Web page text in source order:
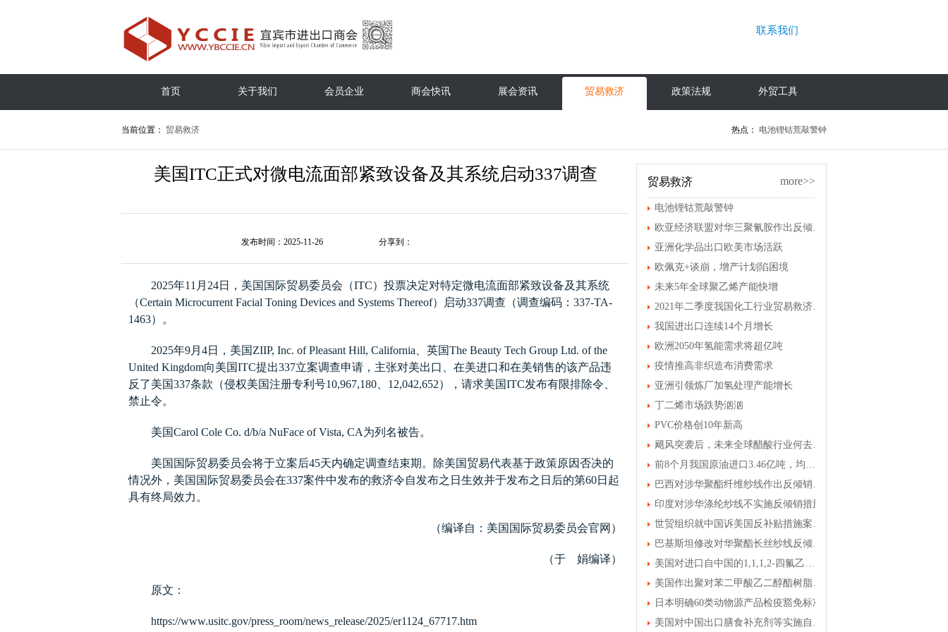
联系我们
首页 关于我们 会员企业 商会快讯 展会资讯 贸易救济 政策法规 外贸工具
当前位置： 贸易救济 热点： 电池锂钴荒敲警钟
美国ITC正式对微电流面部紧致设备及其系统启动337调查
发布时间：2025-11-26 分享到：
2025年11 月 24日，美国国际贸易委员会（ITC）投票决定对特定微电流面部紧致设备及其系统
（Certain Microcurrent Facial Toning Devices and Systems Thereof）启动337调查（调查编码： 337-TA-
1463）。
2025年9月 4日，美国 ZIIP, Inc. of Pleasant Hill, California 、英国The Beauty Tech Group Ltd. of the
United Kingdom向美国ITC提出337立案调查申请，主张对美出口、在美进口和在美销售的该产品违
反了美国337条款（侵权美国注册专利号10,967,180 12,042,652），请求美国ITC发布有限排除令、
禁止令。
美国Carol Cole Co. d/b/a NuFace of Vista, CA为列名被告。
美国国际贸易委员会将于立案后45天内确定调查结束期。除美国贸易代表基于政策原因否决的
情况外，美国国际贸易委员会在337案件中发布的救济令自发布之日生效并于发布之日后的第60日起
具有终局效力。
（编译自：美国国际贸易委员会官网）
（于 娟编译）
原文：
https://www.usitc.gov/press_room/news_release/2025/er1124_67717.htm
贸易救济 more>>
电池锂钴荒敲警钟
欧亚经济联盟对华三聚氰胺作出反倾销终裁
亚洲化学品出口欧美市场活跃
欧佩克+谈崩，增产计划陷困境
未来5年全球聚乙烯产能快增
2021年二季度我国化工行业贸易救济案件情况
我国进出口连续14个月增长
欧洲2050年氢能需求将超亿吨
疫情推高非织造布消费需求
亚洲引领炼厂加氢处理产能增长
丁二烯市场跌势汹汹
PVC价格创10年新高
飓风突袭后，未来全球醋酸行业何去何从
前8个月我国原油进口3.46亿吨，均价上涨30.7%
巴西对涉华聚酯纤维纱线作出反倾销初裁
印度对涉华涤纶纱线不实施反倾销措施
世贸组织就中国诉美国反补贴措施案发布裁决
巴基斯坦修改对华聚酯长丝纱线反倾销终裁结果
美国对进口自中国的1,1,1,2-四氟乙烷进行第一次反倾销日落复审立案调查
美国作出聚对苯二甲酸乙二醇酯树脂第一次双反日落复审产业损害终裁
日本明确60类动物源产品检疫豁免标准
美国对中国出口膳食补充剂等实施自动扣留